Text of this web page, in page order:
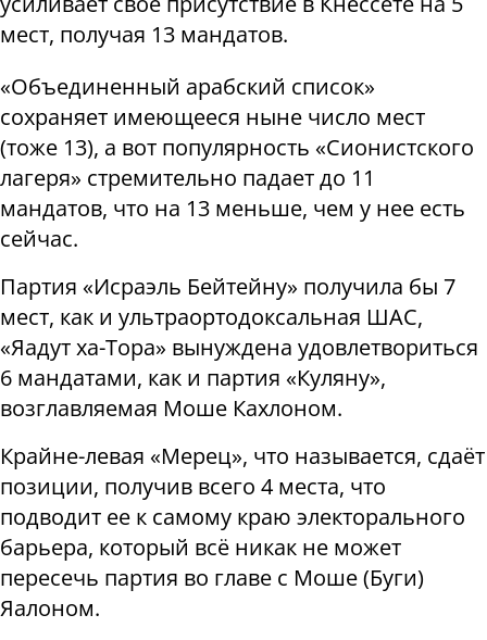
мест, получая 13 мандатов.
«Объединенный арабский список»
сохраняет имеющееся ныне число мест
(тоже 13), а вот популярность «Сионистского
лагеря» стремительно падает до 11
мандатов, что на 13 меньше, чем у нее есть
сейчас.
Партия «Исраэль Бейтейну» получила бы 7
мест, как и ультраортодоксальная ШАС,
«Яадут ха-Тора» вынуждена удовлетвориться
6 мандатами, как и партия «Куляну»,
возглавляемая Моше Кахлоном.
Крайне-левая «Мерец», что называется, сдаёт
позиции, получив всего 4 места, что
подводит ее к самому краю электорального
барьера, который всё никак не может
пересечь партия во главе с Моше (Буги)
Яалоном.